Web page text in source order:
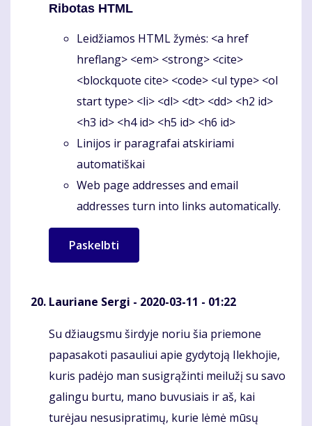
Ribotas HTML
Leidžiamos HTML žymės: <a href
hreflang> <em> <strong> <cite>
<blockquote cite> <code> <ul type> <ol
start type> <li> <dl> <dt> <dd> <h2 id>
<h3 id> <h4 id> <h5 id> <h6 id>
Linijos ir paragrafai atskiriami
automatiškai
Web page addresses and email
addresses turn into links automatically.
Lauriane Sergi - 2020-03-11 - 01:22
Komentaras
Su džiaugsmu širdyje noriu šia priemone
papasakoti pasauliui apie gydytoją Ilekhojie,
kuris padėjo man susigrąžinti meilužį su savo
galingu burtu, mano buvusiais ir aš, kai
turėjau nesusipratimų, kurie lėmė mūsų